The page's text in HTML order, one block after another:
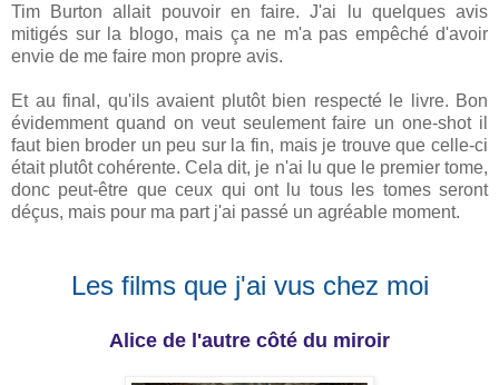
Tim Burton allait pouvoir en faire. J'ai lu quelques avis
mitigés sur la blogo, mais ça ne m'a pas empêché d'avoir
envie de me faire mon propre avis.
Et au final, qu'ils avaient plutôt bien respecté le livre. Bon
évidemment quand on veut seulement faire un one-shot il
faut bien broder un peu sur la fin, mais je trouve que celle-ci
était plutôt cohérente. Cela dit, je n'ai lu que le premier tome,
donc peut-être que ceux qui ont lu tous les tomes seront
déçus, mais pour ma part j'ai passé un agréable moment.
Les films que j'ai vus chez moi
Alice de l'autre côté du miroir